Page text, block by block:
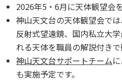
2026年5・6月に天体観望会
神山天文台の天体観望会で
反射式望遠鏡、国内私立大
れる天体を職員の解説付きで
神山天文台サポートチーム
も実施予定です。